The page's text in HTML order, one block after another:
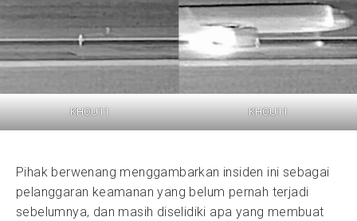
KHOU11 KHOU11
Pihak berwenang menggambarkan insiden ini sebagai
pelanggaran keamanan yang belum pernah terjadi
sebelumnya, dan masih diselidiki apa yang membuat